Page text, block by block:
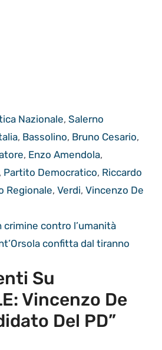
Nazionale,Salerno
, Bassolino, Bruno Cesario,
, Enzo Amendola,
, Partito Democratico, Riccardo
Regionale, Verdi, Vincenzo De
crimine contro l’umanità
confitta dal tiranno
Su
Vincenzo De
Del PD”